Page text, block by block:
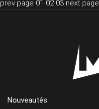
prev page 01 02 03 next page
Nouveautés